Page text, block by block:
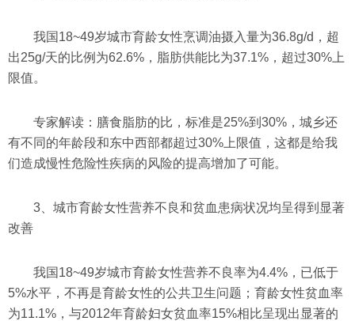
我国18~49岁城市育龄女性烹调油摄入量为36.8g/d，超
出25g/天的比例为62.6%，脂肪供能比为37.1%，超过30%上
限值。
专家解读：膳食脂肪的比，标准是25%到30%，城乡还
有不同的年龄段和东中西部都超过30%上限值，这都是给我
们造成慢性危险性疾病的风险的提高增加了可能。
3、城市育龄女性营养不良和贫血患病状况均呈得到显著
改善
我国18~49岁城市育龄女性营养不良率为4.4%，已低于
5%水平，不再是育龄女性的公共卫生问题；育龄女性贫血率
为11.1%，与2012年育龄妇女贫血率15%相比呈现出显著的